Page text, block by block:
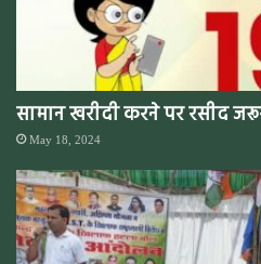
सामान खरीदी करने पर रसीद
May 18, 2024